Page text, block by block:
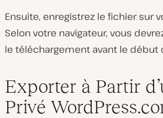
Ensuite, enregistrez le fichier sur
Selon votre navigateur, vous
le téléchargement avant le début
Exporter à Partir
Privé